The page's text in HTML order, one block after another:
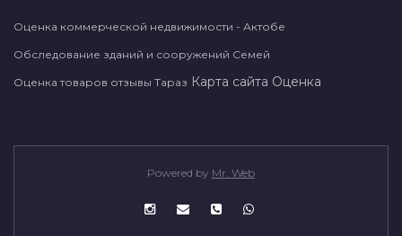
Оценка коммерческой недвижимости - Актобе
Обследование зданий и сооружений Семей
Оценка товаров отзывы Тараз Карта сайта Оценка
Powered by Mr. Web